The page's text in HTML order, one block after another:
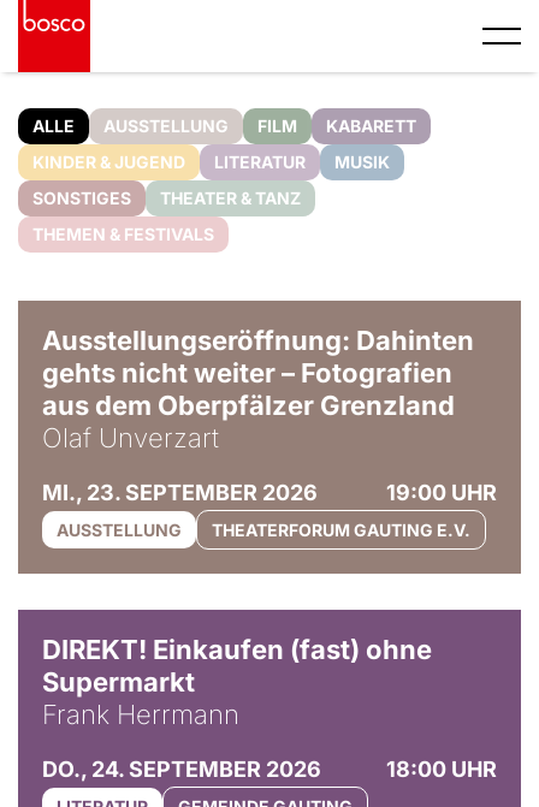
ALLE AUSSTELLUNG FILM
KABARETT
KINDER & JUGEND
LITERATUR
MUSIK
SONSTIGES
THEATER & TANZ
THEMEN & FESTIVALS
Ausstellungseröffnung: Dahinten
gehts nicht weiter – Fotografien
aus dem Oberpfälzer Grenzland
Olaf Unverzart
MI., 23. SEPTEMBER 2026 19:00 UHR
AUSSTELLUNG THEATERFORUM GAUTING E.V.
DIREKT! Einkaufen (fast) ohne
Supermarkt
Frank Herrmann
DO., 24. SEPTEMBER 2026 18:00 UHR